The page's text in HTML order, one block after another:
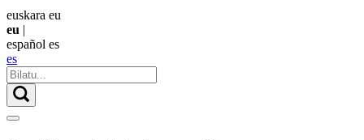
euskara eu
eu |
español es
es